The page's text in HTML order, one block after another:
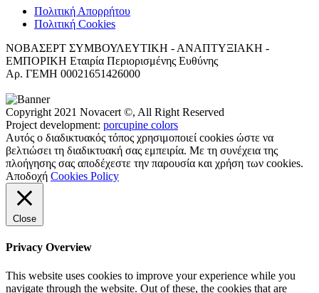
Πολιτική Απορρήτου
Πολιτική Cookies
ΝΟΒΑΣΕΡΤ ΣΥΜΒΟΥΛΕΥΤΙΚΗ - ΑΝΑΠΤΥΞΙΑΚΗ -
ΕΜΠΟΡΙΚΗ Εταιρία Περιορισμένης Ευθύνης
Αρ. ΓΕΜΗ 00021651426000
Copyright 2021 Novacert ©, All Right Reserved
Project development: porcupine colors
Αυτός ο διαδικτυακός τόπος χρησιμοποιεί cookies ώστε να
βελτιώσει τη διαδικτυακή σας εμπειρία. Με τη συνέχεια της
πλοήγησης σας αποδέχεστε την παρουσία και χρήση των cookies.
Αποδοχή Cookies Policy
Close
Privacy Overview
This website uses cookies to improve your experience while you
navigate through the website. Out of these, the cookies that are